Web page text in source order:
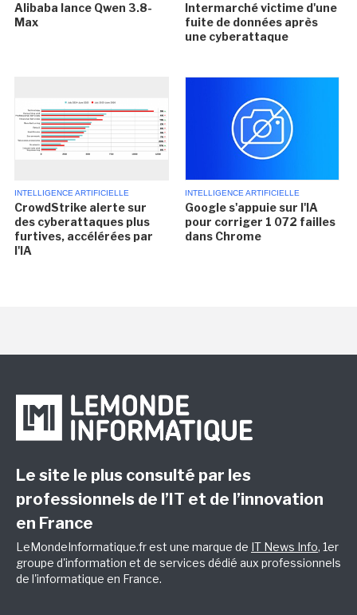
Alibaba lance Qwen 3.8-
Max
Intermarché victime d'une
fuite de données après
une cyberattaque
INTELLIGENCE ARTIFICIELLE
CrowdStrike alerte sur
des cyberattaques plus
furtives, accélérées par
l'IA
INTELLIGENCE ARTIFICIELLE
Google s'appuie sur l'IA
pour corriger 1 072 failles
dans Chrome
Le site le plus consulté par les
professionnels de l’IT et de l’innovation
en France
LeMondeInformatique.fr est une marque de IT News Info, 1er
groupe d'information et de services dédié aux professionnels
de l'informatique en France.